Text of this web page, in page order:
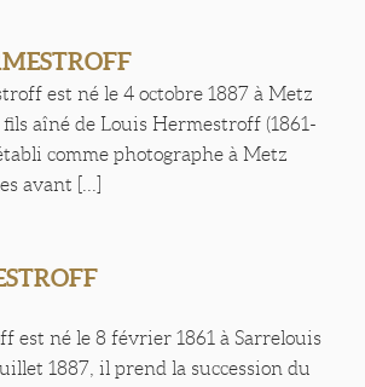
est né le 4 octobre 1887 à Metz
fils aîné de Louis Hermestroff (1861-
comme photographe à Metz
avant [...]
est né le 8 février 1861 à Sarrelouis
1887, il prend la succession du